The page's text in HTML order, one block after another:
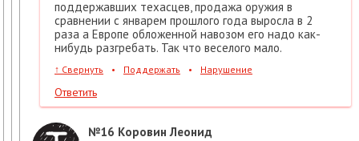
поддержавших техасцев, продажа оружия в
сравнении с январем прошлого года выросла в 2
раза а Европе обложенной навозом его надо как-
нибудь разгребать. Так что веселого мало.
↑ Свернуть • Поддержать • Нарушение
Ответить
№16 Коровин Леонид